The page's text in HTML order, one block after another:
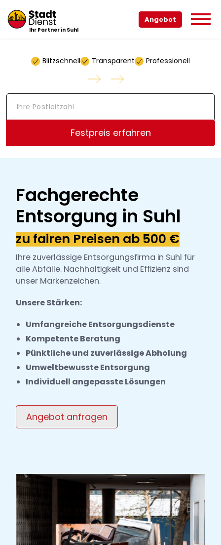
Ihr Partner in Suhl
Angebot
Blitzschnell Transparent Professionell
I
o
Festpreis erfahren
Fachgerechte
Entsorgung in Suhl
zu fairen Preisen ab 500 €
Ihre zuverlässige Entsorgungsfirma in Suhl für
alle Abfälle. Nachhaltigkeit und Effizienz sind
unser Markenzeichen.
Unsere Stärken:
Umfangreiche Entsorgungsdienste
Kompetente Beratung
Pünktliche und zuverlässige Abholung
Umweltbewusste Entsorgung
Individuell angepasste Lösungen
Angebot anfragen